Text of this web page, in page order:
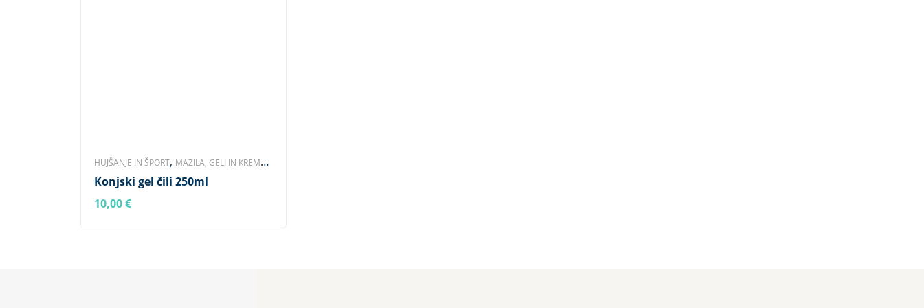
HUJŠANJE IN ŠPORT, MAZILA, GELI IN KREME,
SKLEPI, OKOSTJE, MIŠICE,SRCE, OŽILJE IN
PREKRVAVITEV
Konjski gel čili 250ml
10,00€
V KOŠARICO